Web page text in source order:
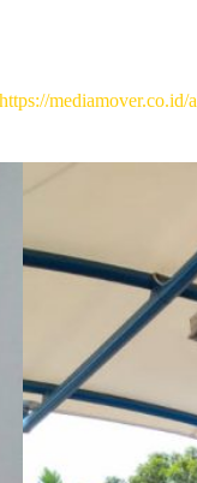
https://mediamover.co.id/